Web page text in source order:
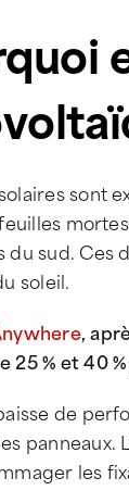
sont
du sud. Ces
soleil.
,
25 % et 40
de
panneaux.
les